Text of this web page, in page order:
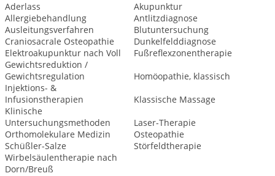
Aderlass
Akupunktur
Allergiebehandlung
Antlitzdiagnose
Ausleitungsverfahren
Blutuntersuchung
Craniosacrale Osteopathie
Dunkelfelddiagnose
Elektroakupunktur nach Voll
Fußreflexzonentherapie
Gewichtsreduktion /
Gewichtsregulation
Homöopathie, klassisch
Injektions- &
Infusionstherapien
Klassische Massage
Klinische
Untersuchungsmethoden
Laser-Therapie
Orthomolekulare Medizin
Osteopathie
Schüßler-Salze
Störfeldtherapie
Wirbelsäulentherapie nach
Dorn/Breuß